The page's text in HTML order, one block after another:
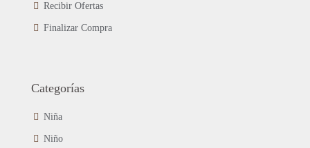
Recibir Ofertas
Finalizar Compra
Categorías
Niña
Niño